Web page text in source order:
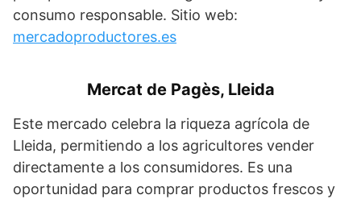
consumo responsable. Sitio web:
mercadoproductores.es
Mercat de Pagès, Lleida
Este mercado celebra la riqueza agrícola de
Lleida, permitiendo a los agricultores vender
directamente a los consumidores. Es una
oportunidad para comprar productos frescos y